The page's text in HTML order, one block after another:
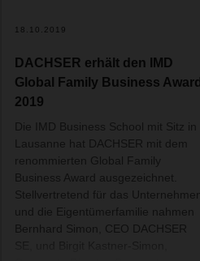
18.10.2019
DACHSER erhält den IMD
Global Family Business Award
2019
Die IMD Business School mit Sitz in
Lausanne hat DACHSER mit dem
renommierten Global Family
Business Award ausgezeichnet.
Stellvertretend für das Unternehmen
und die Eigentümerfamilie nahmen
Bernhard Simon, CEO DACHSER